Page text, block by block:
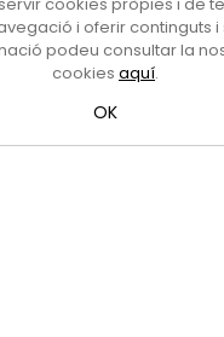
Ajuntament de Mataró
Josep, 9 (Mataró,
dilluns, dimecres i
al telèfon al 93 758 23 61
Bústia ciutadana
i oferir continguts i
podeu consultar la
cookies aquí.
OK